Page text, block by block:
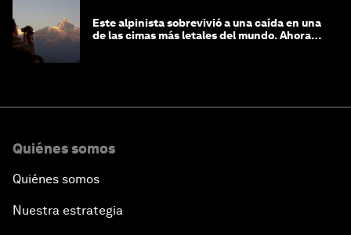
Este alpinista sobrevivió a una caída en una
de las cimas más letales del mundo. Ahora
Quiénes somos
Quiénes somos
Nuestra estrategia